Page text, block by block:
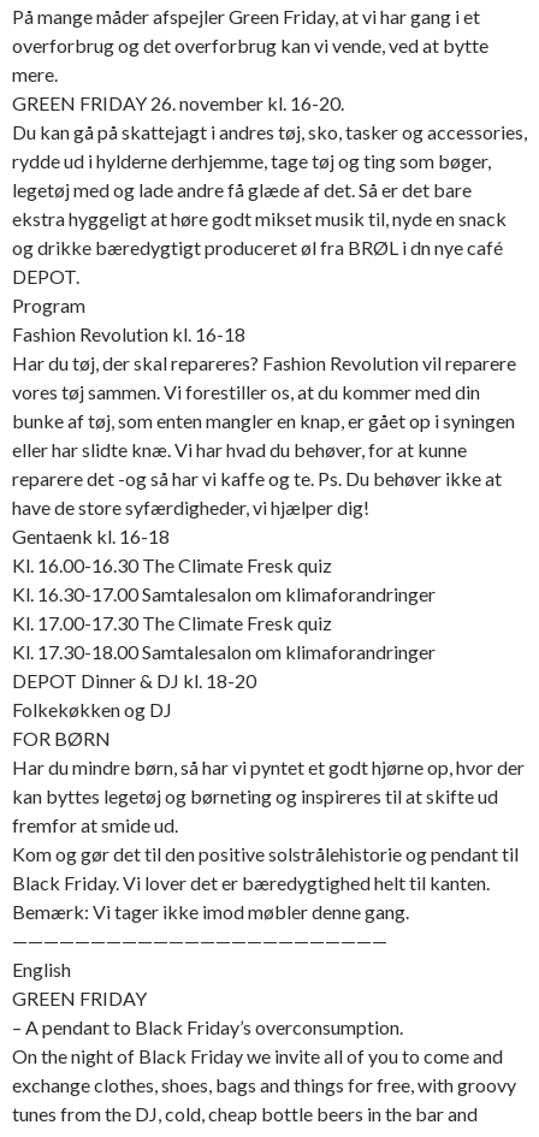
På mange måder afspejler Green Friday, at vi har gang i et
overforbrug og det overforbrug kan vi vende, ved at bytte
mere.
GREEN FRIDAY 26. november kl. 16-20.
Du kan gå på skattejagt i andres tøj, sko, tasker og accessories,
rydde ud i hylderne derhjemme, tage tøj og ting som bøger,
legetøj med og lade andre få glæde af det. Så er det bare
ekstra hyggeligt at høre godt mikset musik til, nyde en snack
og drikke bæredygtigt produceret øl fra BRØL i dn nye café
DEPOT.
Program
Fashion Revolution kl. 16-18
Har du tøj, der skal repareres? Fashion Revolution vil reparere
vores tøj sammen. Vi forestiller os, at du kommer med din
bunke af tøj, som enten mangler en knap, er gået op i syningen
eller har slidte knæ. Vi har hvad du behøver, for at kunne
reparere det -og så har vi kaffe og te. Ps. Du behøver ikke at
have de store syfærdigheder, vi hjælper dig!
Gentaenk kl. 16-18
Kl. 16.00-16.30 The Climate Fresk quiz
Kl. 16.30-17.00 Samtalesalon om klimaforandringer
Kl. 17.00-17.30 The Climate Fresk quiz
Kl. 17.30-18.00 Samtalesalon om klimaforandringer
DEPOT Dinner & DJ kl. 18-20
Folkekøkken og DJ
FOR BØRN
Har du mindre børn, så har vi pyntet et godt hjørne op, hvor der
kan byttes legetøj og børneting og inspireres til at skifte ud
fremfor at smide ud.
Kom og gør det til den positive solstrålehistorie og pendant til
Black Friday. Vi lover det er bæredygtighed helt til kanten.
Bemærk: Vi tager ikke imod møbler denne gang.
————————————————————————
English
GREEN FRIDAY
– A pendant to Black Friday’s overconsumption.
On the night of Black Friday we invite all of you to come and
exchange clothes, shoes, bags and things for free, with groovy
tunes from the DJ, cold, cheap bottle beers in the bar and